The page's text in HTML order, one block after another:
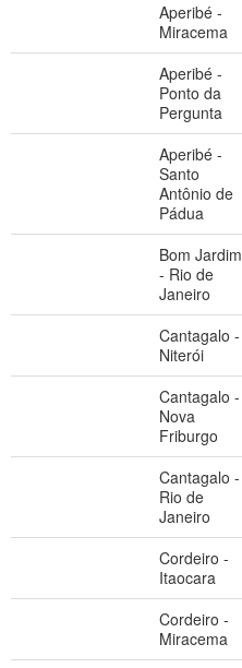
Aperibé -
Miracema
Aperibé -
Ponto da
Pergunta
Aperibé -
Santo
Antônio de
Pádua
Bom Jardim
- Rio de
Janeiro
Cantagalo -
Niterói
Cantagalo -
Nova
Friburgo
Cantagalo -
Rio de
Janeiro
Cordeiro -
Itaocara
Cordeiro -
Miracema